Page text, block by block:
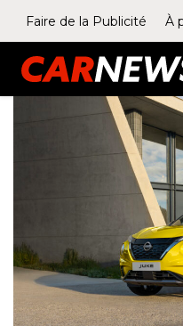
Faire de la Publicité À